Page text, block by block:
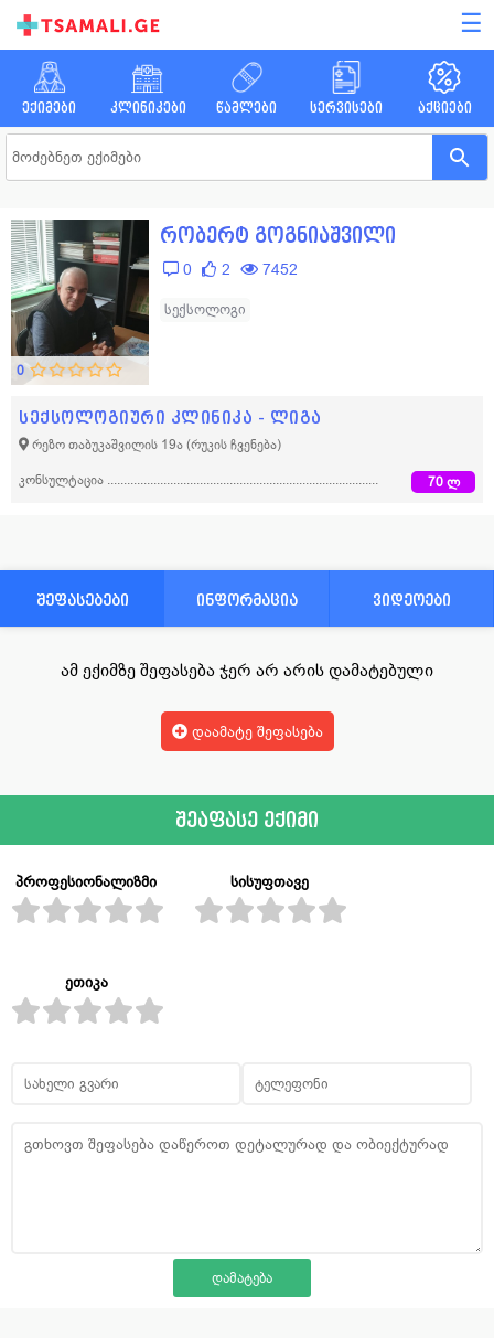
☰
ექიმები კლინიკები წამლები სერვისები აქციები
0
რობერტ გოგნიაშვილი
0 2 7452
სექსოლოგი
სექსოლოგიური კლინიკა - ლიგა
რეზო თაბუკაშვილის 19ა (რუკის ჩვენება)
კონსულტაცია 70 ლ
შეფასებები ინფორმაცია ვიდეოები
ამ ექიმზე შეფასება ჯერ არ არის დამატებული
დაამატე შეფასება
შეაფასე ექიმი
პროფესიონალიზმი სისუფთავე
ეთიკა